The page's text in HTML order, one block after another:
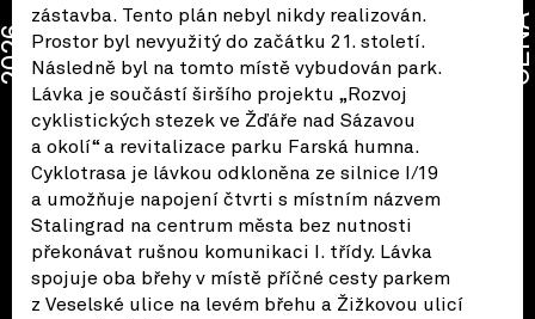
zástavba. Tento plán nebyl nikdy realizován.
Prostor byl nevyužitý do začátku 21. století.
Následně byl na tomto místě vybudován park.
Lávka je součástí širšího projektu „Rozvoj
cyklistických stezek ve Žďáře nad Sázavou
a okolí“ a revitalizace parku Farská humna.
Cyklotrasa je lávkou odkloněna ze silnice I/19
a umožňuje napojení čtvrti s místním názvem
Stalingrad na centrum města bez nutnosti
překonávat rušnou komunikaci I. třídy. Lávka
spojuje oba břehy v místě příčné cesty parkem
z Veselské ulice na levém břehu a Žižkovou ulicí
2026 CENA